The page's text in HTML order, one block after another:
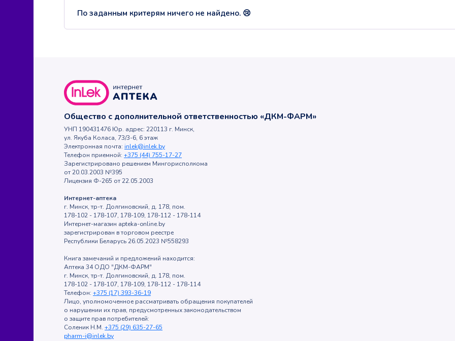
По заданным критерям ничего не найдено. 😢
Общество с дополнительной ответственностью «ДКМ-ФАРМ»
УНП 190431476 Юр. адрес: 220113 г. Минск,
ул. Якуба Коласа, 73/3-6, 6 этаж
Электронная почта: inlek@inlek.by
Телефон приемной: +375 (44) 755-17-27
Зарегистрировано решением Мингорисполкома
от 20.03.2003 №395
Лицензия Ф-265 от 22.05.2003
Интернет-аптека
г. Минск, тр-т. Долгиновский, д. 178, пом.
178-102 - 178-107, 178-109, 178-112 - 178-114
Интернет-магазин apteka-online.by
зарегистрирован в торговом реестре
Республики Беларусь 26.05.2023 №558293
Книга замечаний и предложений находится:
Аптека 34 ОДО "ДКМ-ФАРМ"
г. Минск, тр-т. Долгиновский, д. 178, пом.
178-102 - 178-107, 178-109, 178-112 - 178-114
Телефон: +375 (17) 393-36-19
Лицо, уполномоченное рассматривать обращения покупателей
о нарушении их прав, предусмотренных законодательством
о защите прав потребителей:
Соленик Н.М. +375 (29) 635-27-65
pharm-i@inlek.by